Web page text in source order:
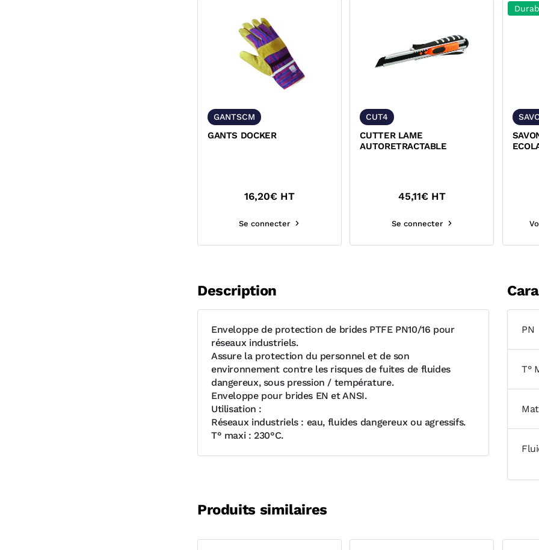
GANTSCM
GANTS DOCKER
16,20€ HT
Se connecter
CUT4
CUTTER LAME
AUTORETRACTABLE
45,11€ HT
Se connecter
Description
Enveloppe de protection de brides PTFE PN10/16 pour
réseaux industriels.
Assure la protection du personnel et de son
environnement contre les risques de fuites de fluides
dangereux, sous pression / température.
Enveloppe pour brides EN et ANSI.
Utilisation :
Réseaux industriels : eau, fluides dangereux ou agressifs.
T° maxi : 230°C.
PN
T°
Produits similaires